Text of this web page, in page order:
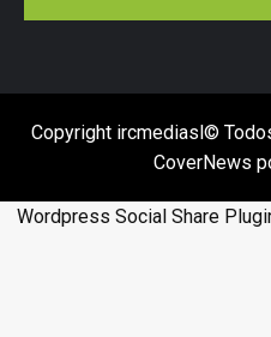
Copyright ircmediasl©
CoverNews
Wordpress Social Share